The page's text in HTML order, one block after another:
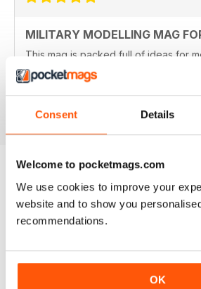
Consent Details
Welcome to pocketmags.com
We use cookies to improve your
website and to show you
recommendations.
OK
MILITARY MODELLING MAG
This mag is packed full of ideas for
stories and features to explore the
of your models.
EDIZIONI INDIETRO